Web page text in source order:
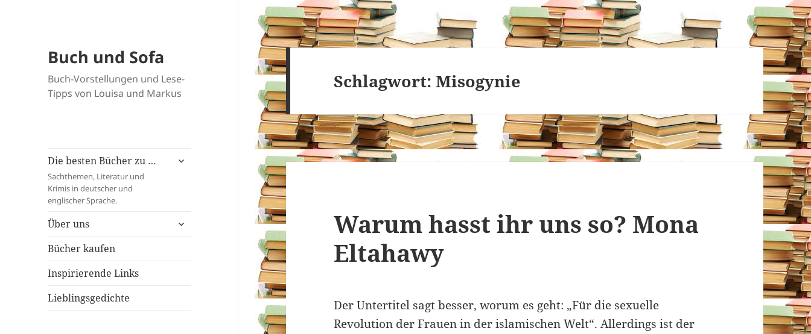
Buch und Sofa
Buch-Vorstellungen und Lese-
Tipps von Louisa und Markus
Die besten Bücher zu …
Sachthemen, Literatur und
Krimis in deutscher und
englischer Sprache.
untermenü
Über uns
untermenü
Bücher kaufen
Inspirierende Links
Lieblingsgedichte
Schlagwort:Misogynie
Warum hasst ihr uns so? Mona
Eltahawy
Der Untertitel sagt besser, worum es geht: „Für die sexuelle
Revolution der Frauen in der islamischen Welt“. Allerdings ist der